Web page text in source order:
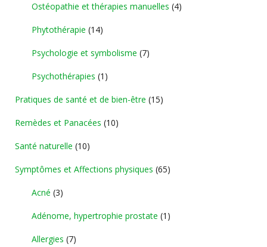
Ostéopathie et thérapies manuelles (4)
Phytothérapie (14)
Psychologie et symbolisme (7)
Psychothérapies (1)
Pratiques de santé et de bien-être (15)
Remèdes et Panacées (10)
Santé naturelle (10)
Symptômes et Affections physiques (65)
Acné (3)
Adénome, hypertrophie prostate (1)
Allergies (7)